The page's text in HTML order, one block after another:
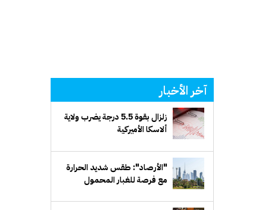
آخر الأخبار
زلزال بقوة 5.5 درجة يضرب ولاية
ألاسكا الأميركية
"الأرصاد": طقس شديد الحرارة
مع فرصة للغبار المحمول